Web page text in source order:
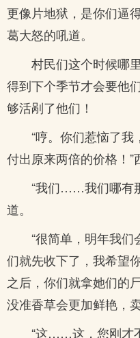
更像片地狱，是你们逼
葛大怒的吼道。
村民们这个时候哪
得到下个季节才会要他
够活剐了他们！
“哼。你们惹恼了
付出原来两倍的价格！”
“我们……我们哪有
道。
“很简单，明年我
们就先收下了，我希望
之后，你们就拿她们的
没准香草会更加鲜艳，
“这……这，您刚才